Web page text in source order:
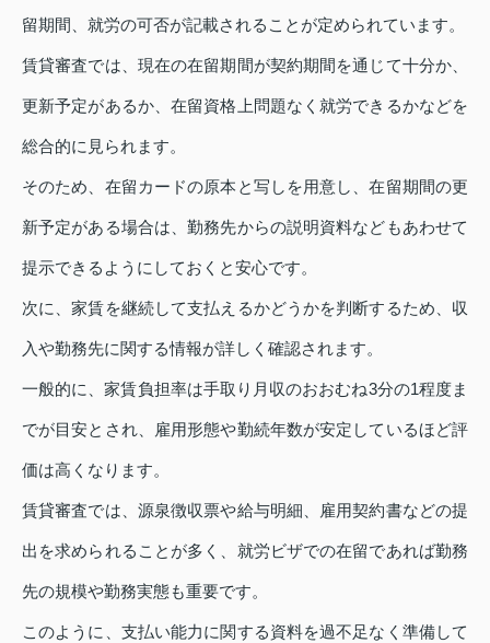
留期間、就労の可否が記載されることが定められています。
賃貸審査では、現在の在留期間が契約期間を通じて十分か、
更新予定があるか、在留資格上問題なく就労できるかなどを
総合的に見られます。
そのため、在留カードの原本と写しを用意し、在留期間の更
新予定がある場合は、勤務先からの説明資料などもあわせて
提示できるようにしておくと安心です。
次に、家賃を継続して支払えるかどうかを判断するため、収
入や勤務先に関する情報が詳しく確認されます。
一般的に、家賃負担率は手取り月収のおおむね3分の1程度ま
でが目安とされ、雇用形態や勤続年数が安定しているほど評
価は高くなります。
賃貸審査では、源泉徴収票や給与明細、雇用契約書などの提
出を求められることが多く、就労ビザでの在留であれば勤務
先の規模や勤務実態も重要です。
このように、支払い能力に関する資料を過不足なく準備して